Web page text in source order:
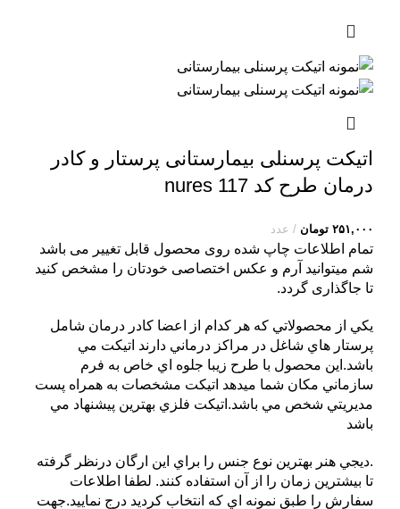
اتیکت پرسنلی بیمارستانی پرستار و کادر
درمان طرح کد nures 117
۲۵۱,۰۰۰ تومان عدد
تمام اطلاعات چاپ شده روی محصول قابل تغییر می باشد
شم میتوانید آرم و عکس اختصاصی خودتان را مشخص کنید
تا جاگذاری گردد.
يکي از محصولاتي که هر کدام از اعضا کادر درمان شامل
پرستار هاي شاغل در مراکز درماني دارند اتيکت مي
باشد.اين محصول با طرح زيبا جلوه اي خاص به فرم
سازماني مکان شما ميدهد اتيکت مشخصات به همراه پست
مديريتي شخص مي باشد.اتيکت فلزي بهترين پيشنهاد مي
باشد
.ديجي هنر بهترين نوع جنس را براي اين ارگان درنظر گرفته
تا بيشترين زمان را از آن استفاده کنند. لطفا اطلاعات
سفارش را طبق نمونه اي که انتخاب کرديد درج نماييد.جهت